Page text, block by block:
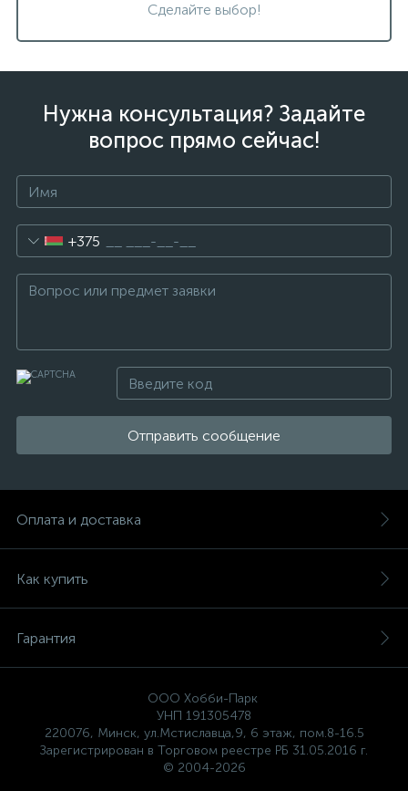
Сделайте выбор!
Нужна консультация? Задайте
вопрос прямо сейчас!
+375
Отправить сообщение
Оплата и доставка
Как купить
Гарантия
ООО Хобби-Парк
УНП 191305478
220076, Минск, ул.Мстиславца,9, 6 этаж, пом.8-16.5
Зарегистрирован в Торговом реестре РБ 31.05.2016 г.
© 2004-2026